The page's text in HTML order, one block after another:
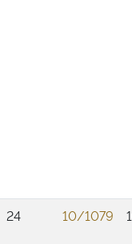
24
10/1079